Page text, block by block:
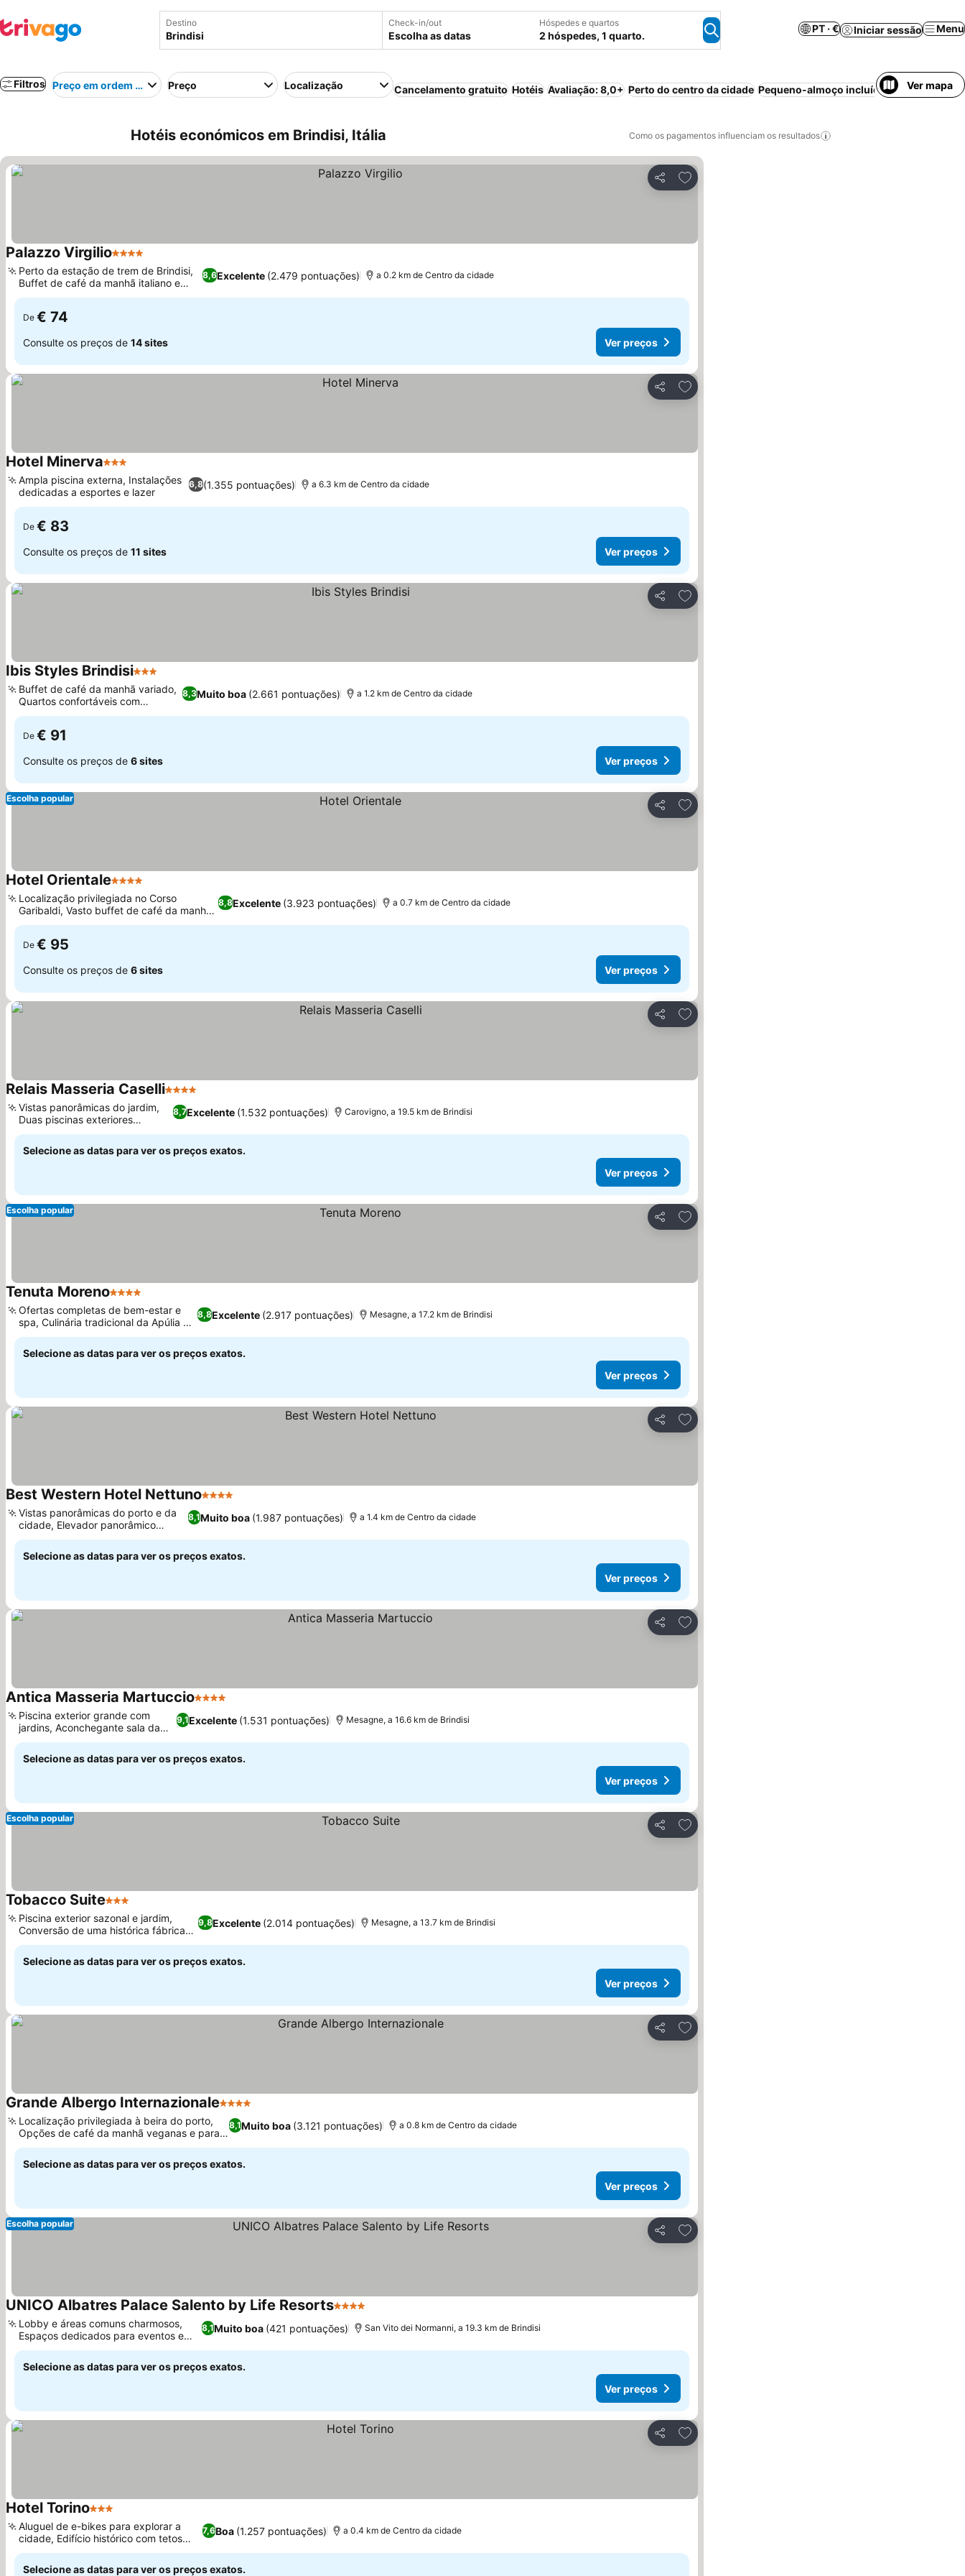
Destino Check-in/out
Escolha as datas
Hóspedes e quartos
2 hóspedes, 1 quarto.
PT · € Iniciar sessão Menu
Filtros Preço em ordem crescentePreço Localização Cancelamento gratuito Hotéis Avaliação: 8,0+ Perto do centro da cidade Pequeno-almoço incluído Piscina Praia
Ver mapa
Hotéis económicos em Brindisi, Itália Como os pagamentos influenciam os resultados
Partilhar
Adicionar aos favoritos
Palazzo Virgilio4 Estrelas
8,6Excelente (2.479 pontuações)
Perto da estação de trem de Brindisi,
Buffet de café da manhã italiano e
americano
a 0.2 km de Centro da cidade
De € 74
Consulte os preços de 14 sites Ver preços
Partilhar
Adicionar aos favoritos
Hotel Minerva3 Estrelas
6,8(1.355 pontuações)
Ampla piscina externa, Instalações
dedicadas a esportes e lazer
a 6.3 km de Centro da cidade
De € 83
Consulte os preços de 11 sites Ver preços
Partilhar
Adicionar aos favoritos
Ibis Styles Brindisi3 Estrelas
8,3Muito boa (2.661 pontuações)
Buffet de café da manhã variado,
Quartos confortáveis com
varandas
a 1.2 km de Centro da cidade
De € 91
Consulte os preços de 6 sites Ver preços
Partilhar
Adicionar aos favoritos
Escolha popular
Hotel Orientale4 Estrelas
8,8Excelente (3.923 pontuações)
Localização privilegiada no Corso
Garibaldi, Vasto buffet de café da manhã
com delícias locais
a 0.7 km de Centro da cidade
De € 95
Consulte os preços de 6 sites Ver preços
Partilhar
Adicionar aos favoritos
Relais Masseria Caselli4 Estrelas
8,7Excelente (1.532 pontuações)
Vistas panorâmicas do jardim,
Duas piscinas exteriores
distintas
Carovigno, a 19.5 km de Brindisi
Selecione as datas para ver os preços exatos.
Ver preços
Partilhar
Adicionar aos favoritos
Escolha popular
Tenuta Moreno4 Estrelas
8,8Excelente (2.917 pontuações)
Ofertas completas de bem-estar e
spa, Culinária tradicional da Apúlia e
italiana
Mesagne, a 17.2 km de Brindisi
Selecione as datas para ver os preços exatos.
Ver preços
Partilhar
Adicionar aos favoritos
Best Western Hotel Nettuno4 Estrelas
8,1Muito boa (1.987 pontuações)
Vistas panorâmicas do porto e da
cidade, Elevador panorâmico
moderno
a 1.4 km de Centro da cidade
Selecione as datas para ver os preços exatos.
Ver preços
Partilhar
Adicionar aos favoritos
Antica Masseria Martuccio4 Estrelas
9,1Excelente (1.531 pontuações)
Piscina exterior grande com
jardins, Aconchegante sala da
lareira
Mesagne, a 16.6 km de Brindisi
Selecione as datas para ver os preços exatos.
Ver preços
Partilhar
Adicionar aos favoritos
Escolha popular
Tobacco Suite3 Estrelas
9,8Excelente (2.014 pontuações)
Piscina exterior sazonal e jardim,
Conversão de uma histórica fábrica
de tabaco
Mesagne, a 13.7 km de Brindisi
Selecione as datas para ver os preços exatos.
Ver preços
Partilhar
Adicionar aos favoritos
Grande Albergo Internazionale4 Estrelas
8,1Muito boa (3.121 pontuações)
Localização privilegiada à beira do porto,
Opções de café da manhã veganas e para
dietas especiais
a 0.8 km de Centro da cidade
Selecione as datas para ver os preços exatos.
Ver preços
Partilhar
Adicionar aos favoritos
Escolha popular
UNICO Albatres Palace Salento by Life Resorts4 Estrelas
8,1Muito boa (421 pontuações)
Lobby e áreas comuns charmosos,
Espaços dedicados para eventos e
reuniões
San Vito dei Normanni, a 19.3 km de Brindisi
Selecione as datas para ver os preços exatos.
Ver preços
Partilhar
Adicionar aos favoritos
Hotel Torino3 Estrelas
7,6Boa (1.257 pontuações)
Aluguel de e-bikes para explorar a
cidade, Edifício histórico com tetos
altos
a 0.4 km de Centro da cidade
Selecione as datas para ver os preços exatos.